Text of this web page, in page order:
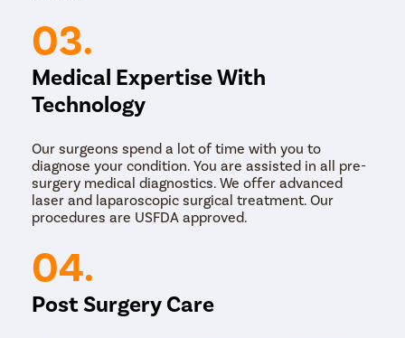
03.
Medical Expertise With
Technology
Our surgeons spend a lot of time with you to
diagnose your condition. You are assisted in all pre-
surgery medical diagnostics. We offer advanced
laser and laparoscopic surgical treatment. Our
procedures are USFDA approved.
04.
Post Surgery Care